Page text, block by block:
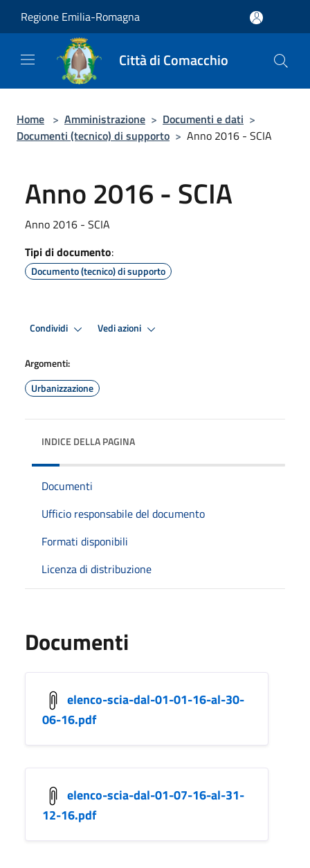
Regione Emilia-Romagna
Città di Comacchio
Home > Amministrazione > Documenti e dati >
Documenti (tecnico) di supporto > Anno 2016 - SCIA
Anno 2016 - SCIA
Anno 2016 - SCIA
Tipi di documento:
Documento (tecnico) di supporto
Condividi Vedi azioni
Argomenti:
Urbanizzazione
INDICE DELLA PAGINA
Documenti
Ufficio responsabile del documento
Formati disponibili
Licenza di distribuzione
Documenti
elenco-scia-dal-01-01-16-al-30-
06-16.pdf
elenco-scia-dal-01-07-16-al-31-
12-16.pdf